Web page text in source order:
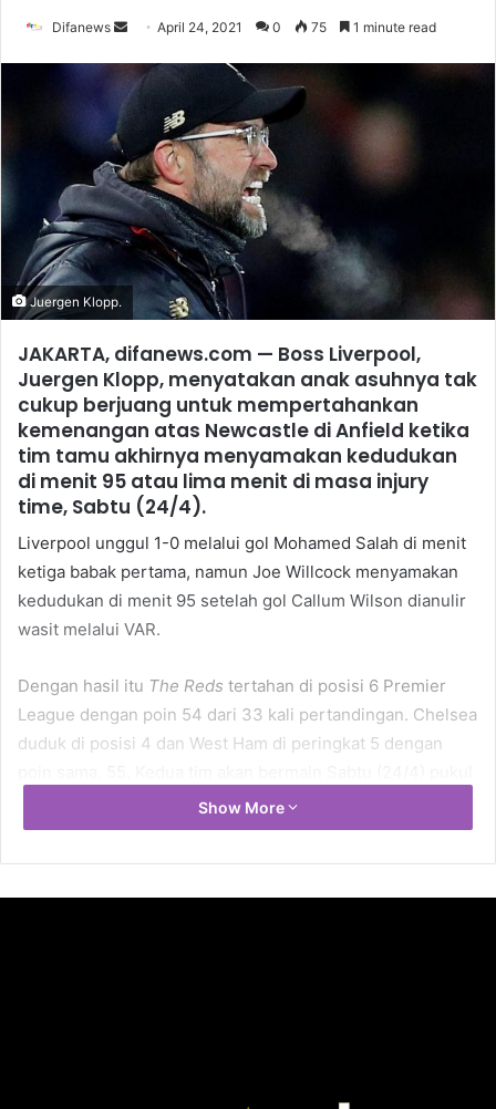
Difanews
Send
email
April 24, 2021 0 75 1 minute read
Juergen Klopp.
JAKARTA, difanews.com — Boss Liverpool,
Juergen Klopp, menyatakan anak asuhnya tak
cukup berjuang untuk mempertahankan
kemenangan atas Newcastle di Anfield ketika
tim tamu akhirnya menyamakan kedudukan
di menit 95 atau lima menit di masa injury
time, Sabtu (24/4).
Liverpool unggul 1-0 melalui gol Mohamed Salah di menit
ketiga babak pertama, namun Joe Willcock menyamakan
kedudukan di menit 95 setelah gol Callum Wilson dianulir
wasit melalui VAR.
Dengan hasil itu The Reds tertahan di posisi 6 Premier
League dengan poin 54 dari 33 kali pertandingan. Chelsea
duduk di posisi 4 dan West Ham di peringkat 5 dengan
23.30 WIB untuk memastikan siapa yang otomatis berada
di zona Champions League.
Show More